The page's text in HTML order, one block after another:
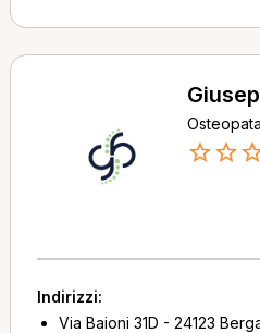
Osteopata
Indirizzi:
Via Baioni 31D - 24123